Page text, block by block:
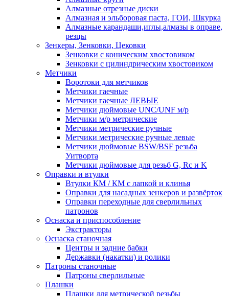
Алмазные отрезные диски
Алмазная и эльборовая паста, ГОИ, Шкурка
Алмазные карандаши,иглы,алмазы в оправе,
резцы
Зенкеры, Зенковки, Цековки
Зенковки с коническим хвостовиком
Зенковки с цилиндрическим хвостовиком
Метчики
Воротоки для метчиков
Метчики гаечные
Метчики гаечные ЛЕВЫЕ
Метчики дюймовые UNC/UNF м/р
Метчики м/р метрические
Метчики метрические ручные
Метчики метрические ручные левые
Метчики дюймовые BSW/BSF резьба
Уитворта
Метчики дюймовые для резьб G, Rc и K
Оправки и втулки
Втулки КМ / КМ с лапкой и клинья
Оправки для насадных зенкеров и развёрток
Оправки переходные для сверлильных
патронов
Оснаска и приспособление
Экстракторы
Оснаска станочная
Центры и задние бабки
Державки (накатки) и ролики
Патроны станочные
Патроны сверлильные
Плашки
Плашки для метрической резьбы